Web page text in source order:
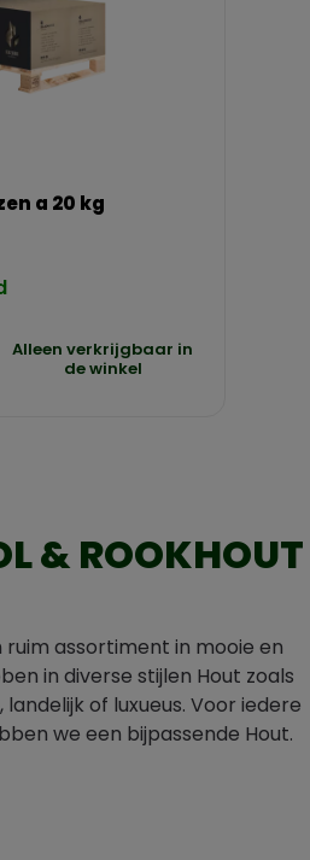
a 20 kg
Alleen verkrijgbaar in
de winkel
& ROOKHOUT
ruim assortiment in mooie en
in diverse stijlen Hout zoals
of luxueus. Voor iedere
we een bijpassende Hout.